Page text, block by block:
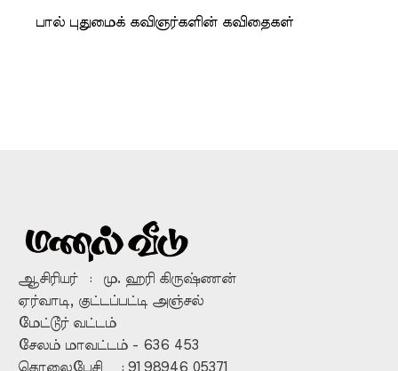
பால் புதுமைக் கவிஞர்களின் கவிதைகள்
ஆசிரியர் : மு. ஹரி கிருஷ்ணன்
ஏர்வாடி, குட்டப்பட்டி அஞ்சல்
மேட்டூர் வட்டம்
சேலம் மாவட்டம் - 636 453
தொலைபேசி : 91 98946 05371